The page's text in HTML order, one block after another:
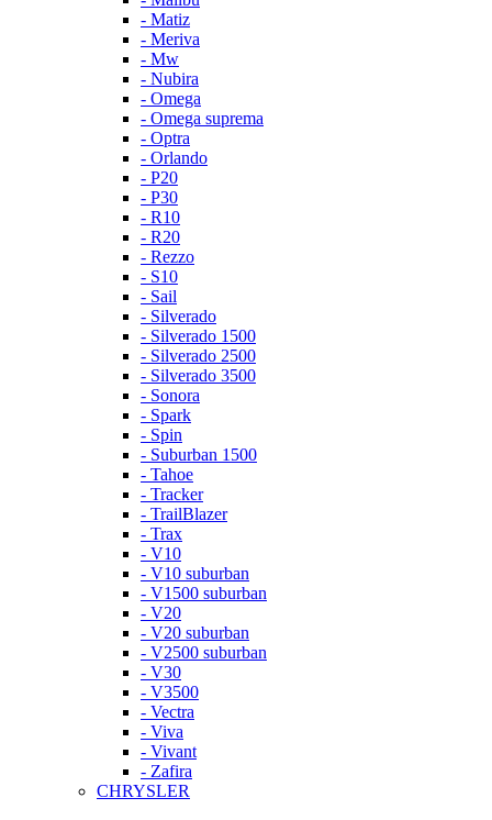
- Matiz
- Meriva
- Mw
- Nubira
- Omega
- Omega suprema
- Optra
- Orlando
- P20
- P30
- R10
- R20
- Rezzo
- S10
- Sail
- Silverado
- Silverado 1500
- Silverado 2500
- Silverado 3500
- Sonora
- Spark
- Spin
- Suburban 1500
- Tahoe
- Tracker
- TrailBlazer
- Trax
- V10
- V10 suburban
- V1500 suburban
- V20
- V20 suburban
- V2500 suburban
- V30
- V3500
- Vectra
- Viva
- Vivant
- Zafira
CHRYSLER